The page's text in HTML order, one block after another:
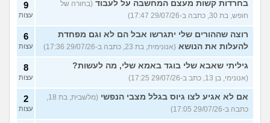
בחרדות קשות מעצם המחשבה על לעבוד (בחורה של
חופש, בת 30, כתבה ב-29/07/26 17:47)
9
עצות
רוצה שההורים שלי יתגרשו אבל הם לא וגם מפחדת
להעלות את הנושא (אנונימית, בת 23, כתבה ב-29/07/26 17:36)
6
עצות
גיליתי שאבא שלי בוגד באמא שלי, מה לעשות?
(אנונימי, בן 13, כתב ב-29/07/26 17:25)
8
עצות
אם לא אגיע לצו גיוס בגלל מצבי הנפשי
(מלשבית, בת 18,
כתבה ב-29/07/26 17:05)
2
עצות